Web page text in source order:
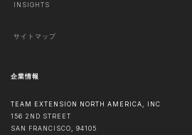
INSIGHTS
サイトマップ
企業情報
TEAM EXTENSION NORTH AMERICA, INC
156 2ND STREET
SAN FRANCISCO, 94105